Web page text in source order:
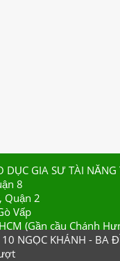
DỤC GIA SƯ TÀI NĂNG
8
Quận 2
Vấp
(Gần cầu Chánh
NGỌC KHÁNH - BA